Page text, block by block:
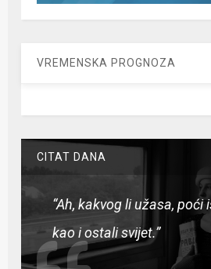
VREMENSKA PROGNOZA
CITAT DANA
“Ah, kakvog li užasa, poći
kao i ostali svijet.”